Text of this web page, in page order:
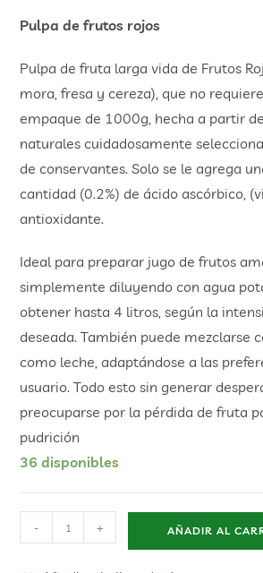
Pulpa de frutos rojos
Pulpa de fruta larga vida de Frutos
mora, fresa y cereza), que no
empaque de 1000g, hecha a partir
naturales cuidadosamente
de conservantes. Solo se le agrega
cantidad (0.2%) de ácido ascórbico,
antioxidante.
Ideal para preparar jugo de frutos
simplemente diluyendo con agua
obtener hasta 4 litros, según la
deseada. También puede mezclarse
como leche, adaptándose a las
usuario. Todo esto sin generar
preocuparse por la pérdida de fruta
pudrición
36 disponibles
- + AÑADIR AL